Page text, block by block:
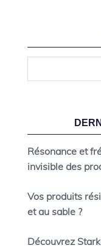
Résonance et
invisible des
Vos produits
et au sable ?
Découvrez